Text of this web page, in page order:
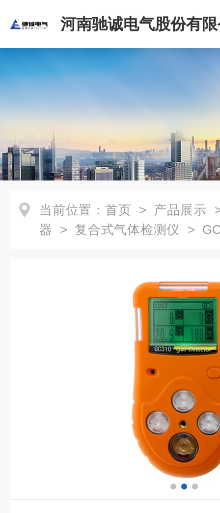
河南驰诚电气股份有
当前位置： 首页 > 产品展示
器 > 复合式气体检测仪 >